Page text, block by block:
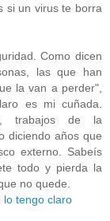
si un virus te borra
Como dicen
las que han
la van a perder",
es mi cuñada.
trabajos de la
diciendo años que
externo. Sabeís
todo y pierda la
no quede.
lo tengo claro